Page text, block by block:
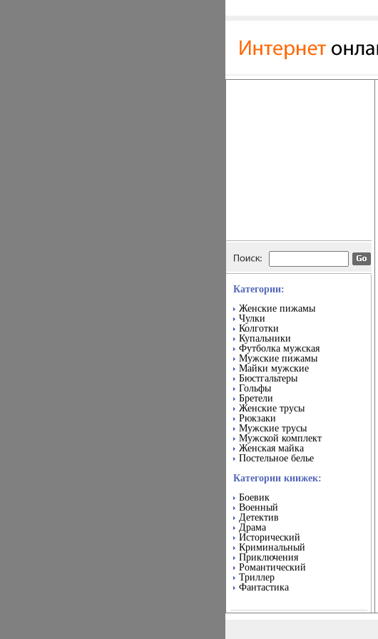
Категории:
Женские пижамы
Чулки
Колготки
Купальники
Футболка мужская
Мужские пижамы
Майки мужские
Бюстгальтеры
Гольфы
Бретели
Женские трусы
Рюкзаки
Мужские трусы
Мужской комплект
Женская майка
Постельное белье
Категории книжек:
Боевик
Военный
Детектив
Драма
Исторический
Криминальный
Приключения
Романтический
Триллер
Фантастика